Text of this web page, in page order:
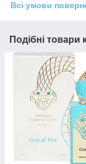
Всі умови
Подібні товари